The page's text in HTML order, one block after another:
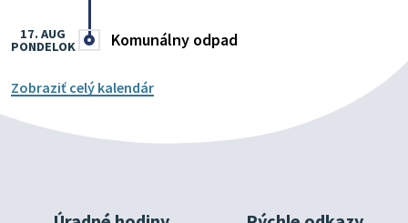
Komunálny odpad
17. AUG
PONDELOK
Zobraziť celý kalendár